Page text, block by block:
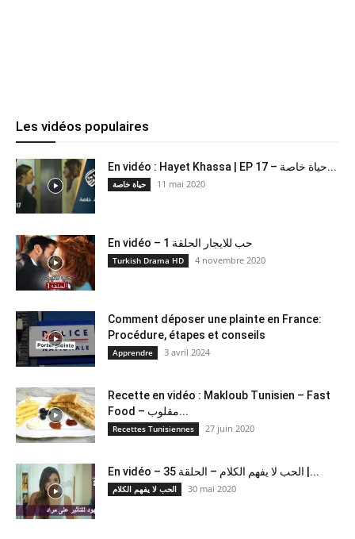
Les vidéos populaires
En vidéo : Hayet Khassa | EP 17 – حياة خاصة...
حياة خاصة 11 mai 2020
En vidéo – حب للايجار الحلقة 1
Turkish Drama HD 4 novembre 2020
Comment déposer une plainte en France:
Procédure, étapes et conseils
Apprendre 3 avril 2024
Recette en vidéo : Makloub Tunisien – Fast
Food – مقلوب...
Recettes Tunisiennes 27 juin 2020
En vidéo – الحب لا يفهم الكلام – الحلقة 35 |...
الحب لا يفهم الكلام 30 mai 2020